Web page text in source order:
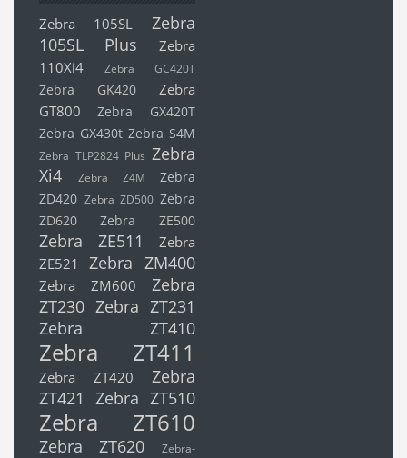
Zebra 105SL
Zebra
105SL Plus
Zebra
110Xi4
Zebra GC420T
Zebra GK420
Zebra
GT800
Zebra GX420T
Zebra GX430t Zebra S4M
Zebra TLP2824 Plus Zebra
Xi4
Zebra Z4M
Zebra
ZD420 Zebra ZD500 Zebra
ZD620
Zebra ZE500
Zebra ZE511
Zebra
ZE521
Zebra ZM400
Zebra ZM600
Zebra
ZT230 Zebra ZT231
Zebra ZT410
Zebra ZT411
Zebra ZT420
Zebra
ZT421
Zebra ZT510
Zebra ZT610
Zebra ZT620
Zebra-